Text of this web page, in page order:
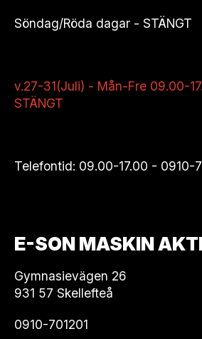
Söndag/Röda dagar - STÄNGT
v.27-31(Juli) - Mån-Fre 09.00-
STÄNGT
Telefontid: 09.00-17.00 - 0910-
E-SON MASKIN
Gymnasievägen 26
931 57 Skellefteå
0910-701201